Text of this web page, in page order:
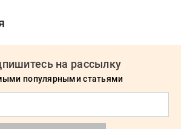
на рассылку
популярными статьями